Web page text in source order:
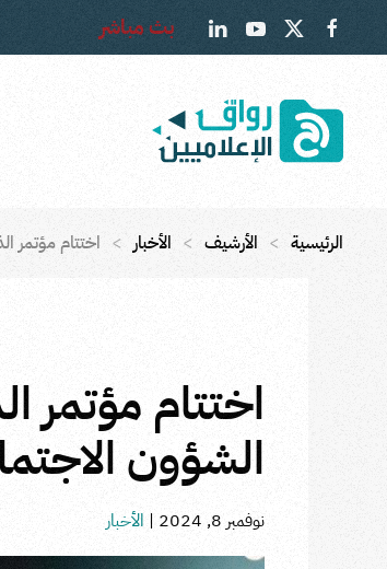
Skip to main content
بث مباشر
الرئيسية الأرشيف الأخبار اختتام مؤتمر
اختتام مؤتمر
الشؤون
نوفمبر 8, 2024 | الأخبار